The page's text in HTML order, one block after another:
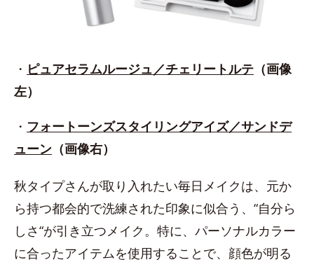
・ ピュアセラムルージュ／チェリートルテ （画像
左）
・ フォートーンズスタイリングアイズ／サンドデ
ューン （画像右）
秋タイプさんが取り入れたい毎日メイクは、元か
ら持つ都会的で洗練された印象に似合う、“自分ら
しさ“が引き立つメイク。特に、パーソナルカラー
に合ったアイテムを使用することで、顔色が明る